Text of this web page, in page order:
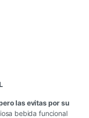
las evitas por su
bebida funcional